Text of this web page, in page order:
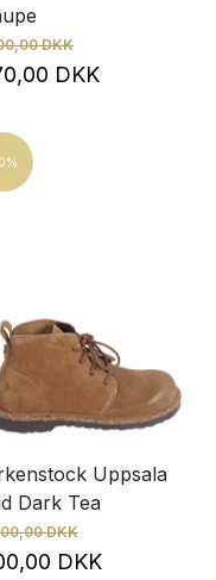
DKK
DKK
Uppsala
Dark Tea
DKK
DKK